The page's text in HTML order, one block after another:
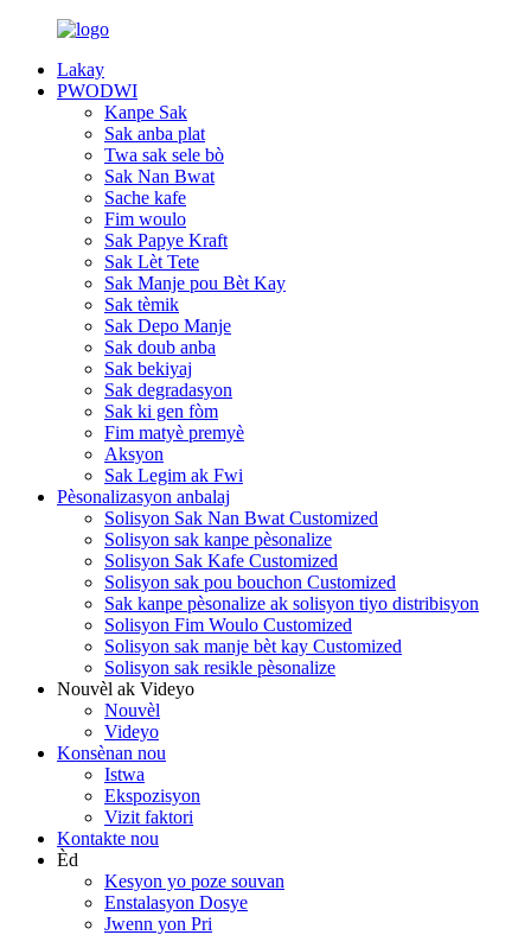
Lakay
PWODWI
Kanpe Sak
Sak anba plat
Twa sak sele bò
Sak Nan Bwat
Sache kafe
Fim woulo
Sak Papye Kraft
Sak Lèt Tete
Sak Manje pou Bèt Kay
Sak tèmik
Sak Depo Manje
Sak doub anba
Sak bekiyaj
Sak degradasyon
Sak ki gen fòm
Fim matyè premyè
Aksyon
Sak Legim ak Fwi
Pèsonalizasyon anbalaj
Solisyon Sak Nan Bwat Customized
Solisyon sak kanpe pèsonalize
Solisyon Sak Kafe Customized
Solisyon sak pou bouchon Customized
Sak kanpe pèsonalize ak solisyon tiyo distribisyon
Solisyon Fim Woulo Customized
Solisyon sak manje bèt kay Customized
Solisyon sak resikle pèsonalize
Nouvèl ak Videyo
Nouvèl
Videyo
Konsènan nou
Istwa
Ekspozisyon
Vizit faktori
Kontakte nou
Èd
Kesyon yo poze souvan
Enstalasyon Dosye
Jwenn yon Pri